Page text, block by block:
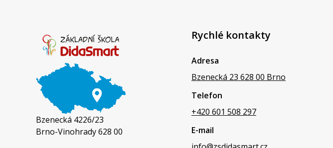
Bzenecká 4226/23
Brno-Vinohrady 628 00
Rychlé kontakty
Adresa
Bzenecká 23 628 00 Brno
Telefon
+420 601 508 297
E-mail